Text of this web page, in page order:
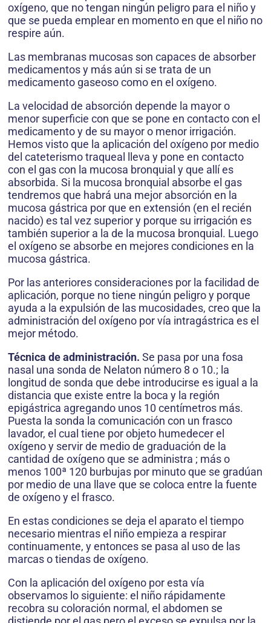
oxígeno, que no tengan ningún peligro para el niño y
que se pueda emplear en momento en que el niño no
respire aún.
Las membranas mucosas son capaces de absorber
medicamentos y más aún si se trata de un
medicamento gaseoso como en el oxígeno.
La velocidad de absorción depende la mayor o
menor superficie con que se pone en contacto con el
medicamento y de su mayor o menor irrigación.
Hemos visto que la aplicación del oxígeno por medio
del cateterismo traqueal lleva y pone en contacto
con el gas con la mucosa bronquial y que allí es
absorbida. Si la mucosa bronquial absorbe el gas
tendremos que habrá una mejor absorción en la
mucosa gástrica por que en extensión (en el recién
nacido) es tal vez superior y porque su irrigación es
también superior a la de la mucosa bronquial. Luego
el oxígeno se absorbe en mejores condiciones en la
mucosa gástrica.
Por las anteriores consideraciones por la facilidad de
aplicación, porque no tiene ningún peligro y porque
ayuda a la expulsión de las mucosidades, creo que la
administración del oxígeno por vía intragástrica es el
mejor método.
Técnica de administración. Se pasa por una fosa
nasal una sonda de Nelaton número 8 o 10.; la
longitud de sonda que debe introducirse es igual a la
distancia que existe entre la boca y la región
epigástrica agregando unos 10 centímetros más.
Puesta la sonda la comunicación con un frasco
lavador, el cual tiene por objeto humedecer el
oxígeno y servir de medio de graduación de la
cantidad de oxígeno que se administra ; más o
menos 100ª 120 burbujas por minuto que se gradúan
por medio de una llave que se coloca entre la fuente
de oxígeno y el frasco.
En estas condiciones se deja el aparato el tiempo
necesario mientras el niño empieza a respirar
continuamente, y entonces se pasa al uso de las
marcas o tiendas de oxígeno.
Con la aplicación del oxígeno por esta vía
observamos lo siguiente: el niño rápidamente
recobra su coloración normal, el abdomen se